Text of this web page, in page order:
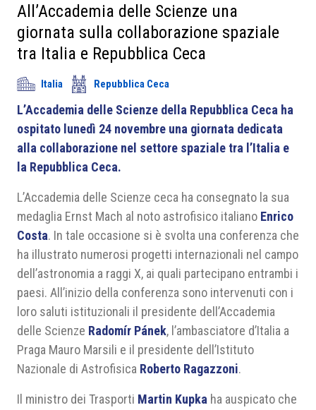
Soci
Partner
Progetti
Area riservata
All’Accademia delle Scienze una
giornata sulla collaborazione spaziale
tra Italia e Repubblica Ceca
Italia Repubblica Ceca
L’Accademia delle Scienze della Repubblica Ceca ha
ospitato lunedì 24 novembre una giornata dedicata
alla collaborazione nel settore spaziale tra l’Italia e
la Repubblica Ceca.
L’Accademia delle Scienze ceca ha consegnato la sua
medaglia Ernst Mach al noto astrofisico italiano Enrico
Costa. In tale occasione si è svolta una conferenza che
ha illustrato numerosi progetti internazionali nel campo
dell’astronomia a raggi X, ai quali partecipano entrambi i
paesi. All’inizio della conferenza sono intervenuti con i
loro saluti istituzionali il presidente dell’Accademia
delle Scienze Radomír Pánek, l’ambasciatore d’Italia a
Praga Mauro Marsili e il presidente dell’Istituto
Nazionale di Astrofisica Roberto Ragazzoni.
Il ministro dei Trasporti Martin Kupka ha auspicato che